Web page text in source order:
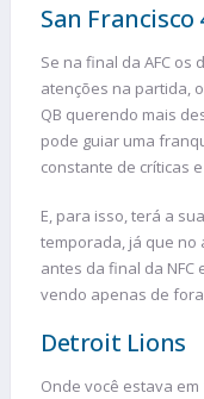
San Francisco
Se na final da AFC
atenções na partida,
QB querendo mais
pode guiar uma
constante de críticas
E, para isso, terá a
temporada, já que no
antes da final da
vendo apenas de
Detroit Lions
Onde você estava